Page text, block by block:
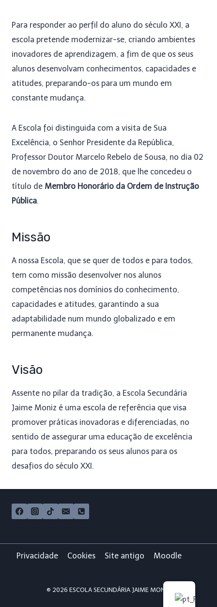
Para responder ao perfil do aluno do século XXI, a
escola pretende modernizar-se, criando ambientes
inovadores de aprendizagem, a fim de que os seus
alunos desenvolvam conhecimentos, capacidades e
atitudes, preparando-os para um mundo em
constante mudança.
A Escola foi distinguida com a visita de Sua
Excelência, o Senhor Presidente da República,
Professor Doutor Marcelo Rebelo de Sousa, no dia 02
de novembro do ano de 2018, que lhe concedeu o
título de Membro Honorário da Ordem de Instrução
Pública.
Missão
A nossa Escola, que se quer de todos e para todos,
tem como missão desenvolver nos alunos
competências nos domínios do conhecimento,
capacidades e atitudes, garantindo a sua
adaptabilidade num mundo globalizado e em
permanente mudança.
Visão
Assente no pilar da tradição, a Escola Secundária
Jaime Moniz é uma escola de referência que visa
promover práticas inovadoras e diferenciadas, no
sentido de assegurar uma educação de excelência
para todos, preparando os seus alunos para os
desafios do século XXI.
Privacidade Cookies Site antigo Moodle
© 2026 ESCOLA SECUNDÁRIA JAIME MONIZ